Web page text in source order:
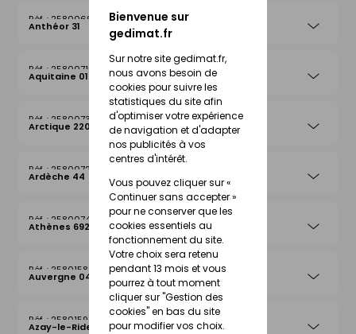
Bienvenue sur
gedimat.fr
Sur notre site gedimat.fr,
nous avons besoin de
cookies pour suivre les
statistiques du site afin
d'optimiser votre expérience
de navigation et d'adapter
nos publicités à vos
centres d'intérêt.
Vous pouvez cliquer sur «
Continuer sans accepter »
pour ne conserver que les
cookies essentiels au
fonctionnement du site.
Votre choix sera retenu
pendant 13 mois et vous
pourrez à tout moment
cliquer sur "Gestion des
cookies" en bas du site
pour modifier vos choix.
25800692
Anthéor 31
25800715
Aquitaine 019
25800739
Arctique 220
25800722
Ardèche 44
25800746
Athènes 692
25801583
Auvergne 042
25801590
Azay-le-Rideau 026